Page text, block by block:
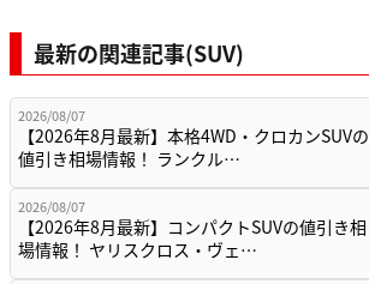
最新の関連記事(SUV)
2026/08/07
【2026年8月最新】本格4WD・クロカンSUVの
値引き相場情報！ ランクル…
2026/08/07
【2026年8月最新】コンパクトSUVの値引き相
場情報！ ヤリスクロス・ヴェ…